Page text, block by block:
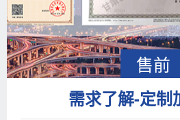
售前
需求了解-定制